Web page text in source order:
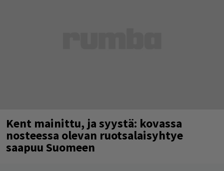
Kent mainittu, ja syystä: kovassa
nosteessa olevan ruotsalaisyhtye
saapuu Suomeen